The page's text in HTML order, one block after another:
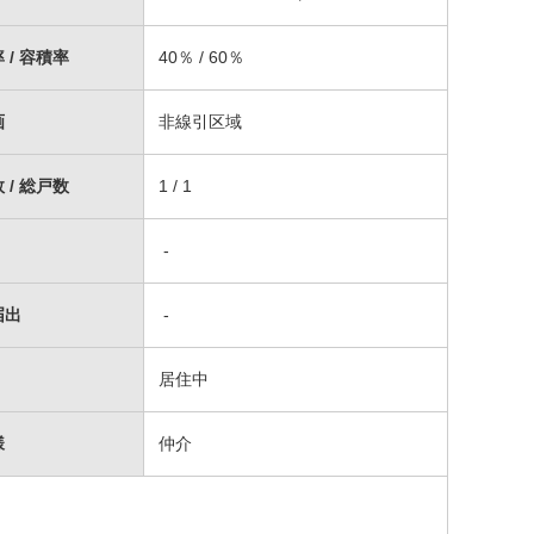
/ 容積率 40％ / 60％
非線引区域
/ 総戸数 1 / 1
-
出 -
居住中
仲介